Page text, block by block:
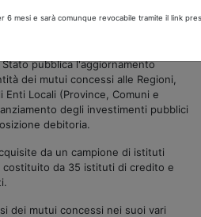
FINANZIAMENTO DEGLI
2019
pubblica l'aggiornamento
dei mutui concessi alle Regioni,
Locali (Province, Comuni e
degli investimenti pubblici
debitoria.
da un campione di istituti
da 35 istituti di credito e
dei mutui concessi nei suoi vari
6 mesi e sarà comunque revocabile tramite il link